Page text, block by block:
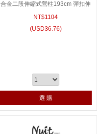
合金二段伸縮式營柱193cm 彈扣伸
縮營柱 鋁合金伸縮營柱伸縮鋁柱帳
NT$1104
(USD36.76)
選 購